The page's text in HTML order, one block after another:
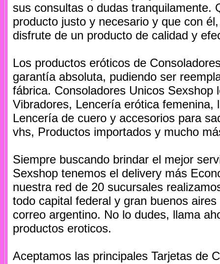
sus consultas o dudas tranquilamente.
producto justo y necesario y que con
disfrute de un producto de calidad y
Los productos eróticos de
garantía absoluta, pudiendo ser
fábrica. Consoladores Unicos Sexshop
Vibradores, Lencería erótica femenina,
Lencería de cuero y accesorios para
vhs, Productos importados y mucho
Siempre buscando brindar el mejor
Sexshop tenemos el delivery más
nuestra red de 20 sucursales
todo capital federal y gran buenos
correo argentino. No lo dudes, llama
productos eroticos.
Aceptamos las principales Tarjetas de